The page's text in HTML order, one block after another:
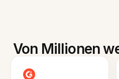
Von Millionen